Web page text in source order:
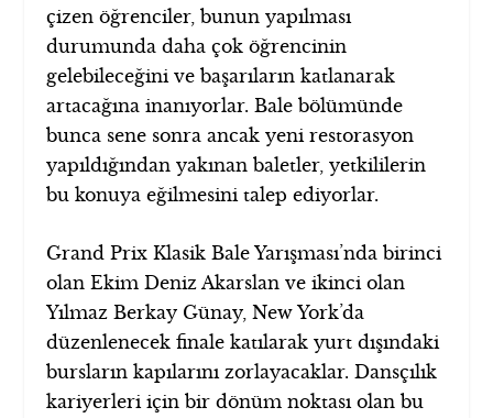
çizen öğrenciler, bunun yapılması
durumunda daha çok öğrencinin
gelebileceğini ve başarıların katlanarak
artacağına inanıyorlar. Bale bölümünde
bunca sene sonra ancak yeni restorasyon
yapıldığından yakınan baletler, yetkililerin
bu konuya eğilmesini talep ediyorlar.
Grand Prix Klasik Bale Yarışması’nda birinci
olan Ekim Deniz Akarslan ve ikinci olan
Yılmaz Berkay Günay, New York’da
düzenlenecek finale katılarak yurt dışındaki
bursların kapılarını zorlayacaklar. Dansçılık
kariyerleri için bir dönüm noktası olan bu